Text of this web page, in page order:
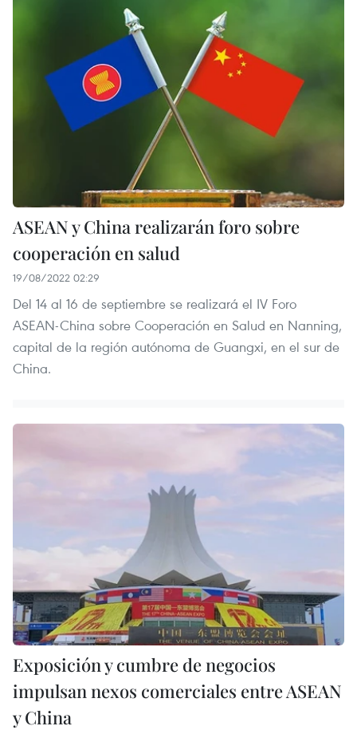
ASEAN y China realizarán foro sobre
cooperación en salud
19/08/2022 02:29
Del 14 al 16 de septiembre se realizará el IV Foro
ASEAN-China sobre Cooperación en Salud en Nanning,
capital de la región autónoma de Guangxi, en el sur de
China.
Exposición y cumbre de negocios
impulsan nexos comerciales entre ASEAN
y China